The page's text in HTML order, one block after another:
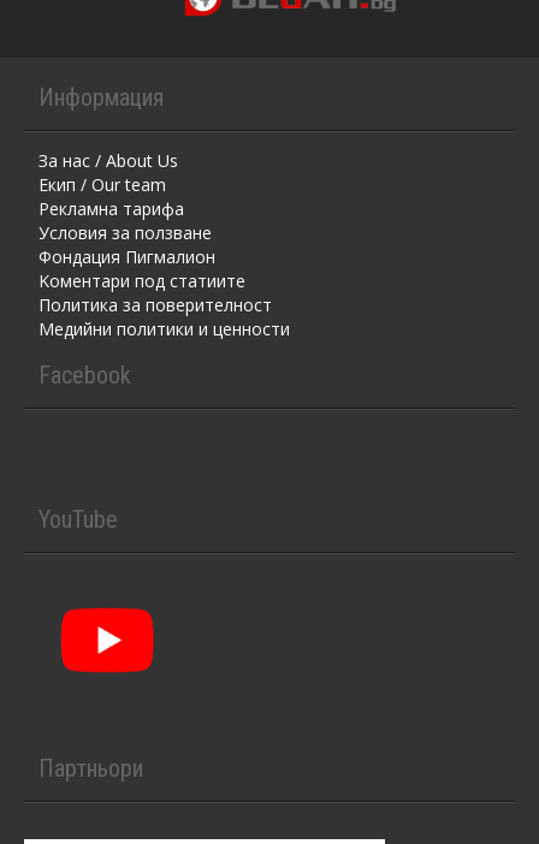
Информация
За нас / About Us
Екип / Our team
Рекламна тарифа
Условия за ползване
Фондация Пигмалион
Kоментaри под статиите
Политика за поверителност
Медийни политики и ценности
Facebook
YouTube
Партньори